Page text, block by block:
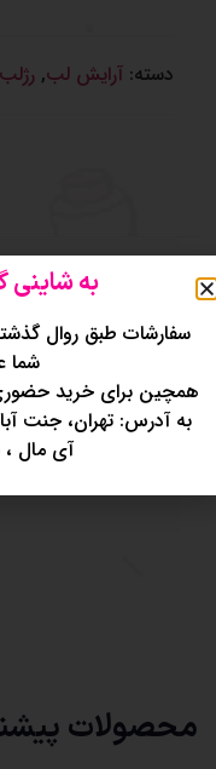
دسته: آرایش لب,
توضیحات
پک رژلب مایع دوسه ?
کاملا مات و مخملی
بدون پوسته شدن لب
محصولات
به
سفارشات طبق روال
شما
همچین برای خرید حضوری
آی مال ، پلاک 18